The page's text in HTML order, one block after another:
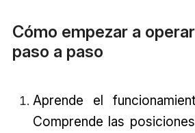
Cómo empezar a
paso a paso
Aprende el
Comprende las